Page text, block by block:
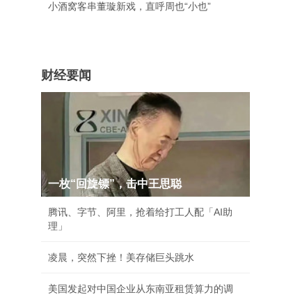
小酒窝客串董璇新戏，直呼周也“小也”
财经要闻
一枚“回旋镖”，击中王思聪
腾讯、字节、阿里，抢着给打工人配「AI助
理」
凌晨，突然下挫！美存储巨头跳水
美国发起对中国企业从东南亚租赁算力的调